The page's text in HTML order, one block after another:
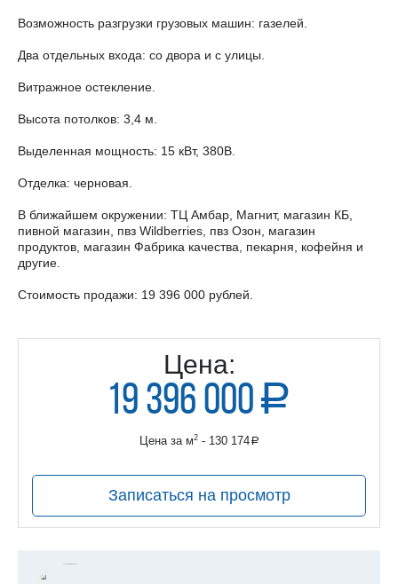
Возможность разгрузки грузовых машин: газелей.
Два отдельных входа: со двора и с улицы.
Витражное остекление.
Высота потолков: 3,4 м.
Выделенная мощность: 15 кВт, 380В.
Отделка: черновая.
В ближайшем окружении: ТЦ Амбар, Магнит, магазин КБ,
пивной магазин, пвз Wildberries, пвз Озон, магазин
продуктов, магазин Фабрика качества, пекарня, кофейня и
другие.
Стоимость продажи: 19 396 000 рублей.
Цена:
19 396 000 a
руб.
Цена за м2- 130 174a
Записаться на просмотр